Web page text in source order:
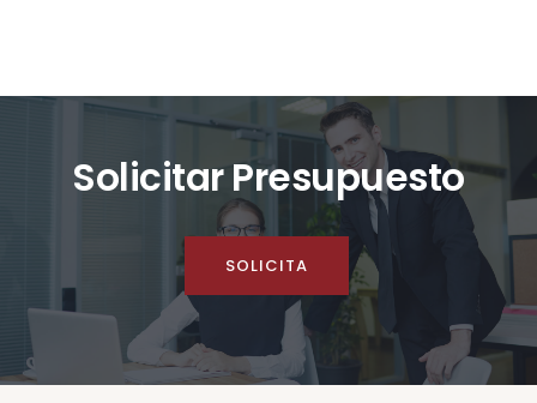
Solicitar Presupuesto
SOLICITA